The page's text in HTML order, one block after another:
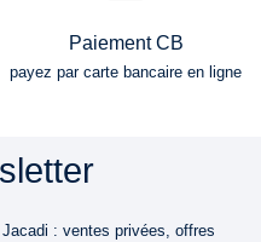
Paiement CB
payez par carte bancaire en ligne
: ventes privées, offres